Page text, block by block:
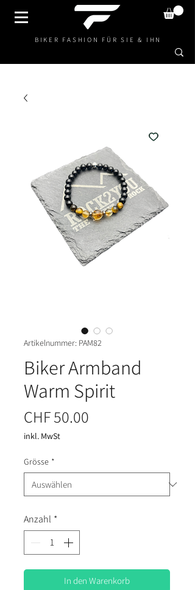
BIKER FASHION FÜR SIE & IHN
Artikelnummer: PAM82
Biker Armband
Warm Spirit
CHF 50.00
inkl. MwSt
Grösse *
Anzahl *
In den Warenkorb